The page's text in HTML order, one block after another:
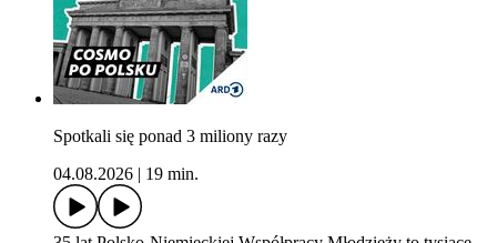
Spotkali się ponad 3 miliony razy
04.08.2026
19 min.